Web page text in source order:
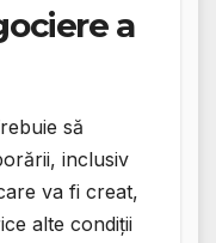
a
să
inclusiv
va fi creat,
alte condiții